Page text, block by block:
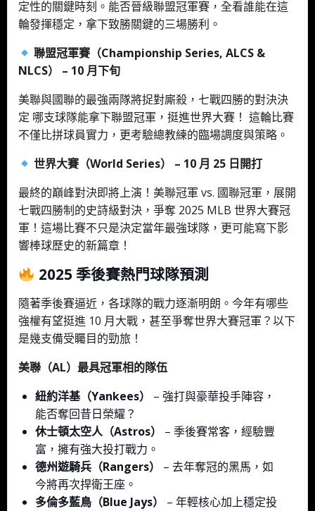
定性的關鍵時刻。能否晉級聯盟冠軍賽，全看誰能在這
輪發揮穩定，拿下致勝關鍵的三場勝利。
聯盟冠軍賽（Championship Series, ALCS &
NLCS） – 10 月下旬
美聯與國聯的最強兩隊將捉對廝殺，七戰四勝的對決決
定 哪支球隊能拿下聯盟冠軍，挺進世界大賽！ 這輪比賽
不僅比拼球員實力，更考驗總教練的臨場調度與策略。
世界大賽（World Series） – 10 月 25 日開打
最終的巔峰對決即將上演！美聯冠軍 vs. 國聯冠軍，展開
七戰四勝制的史詩級對決，爭奪 2025 MLB 世界大賽冠
軍！這場比賽不只是決定當年最強球隊，更可能寫下影
響棒球歷史的新篇章！
2025 季後賽熱門球隊預測
隨著季後賽逼近，各球隊的戰力逐漸明朗。今年有哪些
強權有望挺進 10 月大戰，甚至爭奪世界大賽冠軍？以下
是幾支備受矚目的勁旅！
美聯（AL）最具冠軍相的隊伍
紐約洋基（Yankees）
– 強打與豪華投手陣容，
能否奪回昔日榮耀？
休士頓太空人（Astros）
– 季後賽常客，經驗豐
富，擁有強大投打戰力。
德州遊騎兵（Rangers）
– 去年奪冠的黑馬，如
今將再次捍衛王座。
多倫多藍鳥（Blue Jays）
– 年輕核心加上穩定投